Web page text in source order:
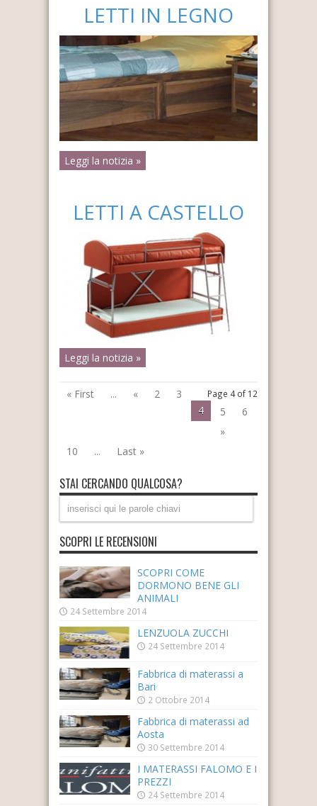
LETTI IN LEGNO
Leggi la notizia »
LETTI A CASTELLO
Leggi la notizia »
Page 4 of 12
« First ... « 2
3
4
5
6
»
10
... Last »
STAI CERCANDO QUALCOSA?
SCOPRI LE RECENSIONI
SCOPRI COME
DORMONO BENE GLI
ANIMALI
24 Settembre 2014
LENZUOLA ZUCCHI
24 Settembre 2014
Fabbrica di materassi a
Bari
2 Ottobre 2014
Fabbrica di materassi ad
Aosta
30 Settembre 2014
I MATERASSI FALOMO E I
PREZZI
24 Settembre 2014